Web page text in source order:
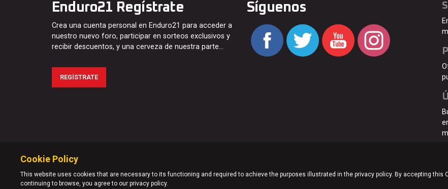
Enduro21 Regístrate
Crea una cuenta personal en Enduro21 para acceder a
nuestro nuevo foro, participar en sorteos exclusivos y
recibir descuentos, y una cerveza de nuestra parte…
REGÍSTRATE
Síguenos
Cookie Policy
This website uses cookies that are necessary to its functioning and required to achieve the purposes illustrated in the privacy policy. By accepting this
continuing to browse, you agree to our privacy policy.